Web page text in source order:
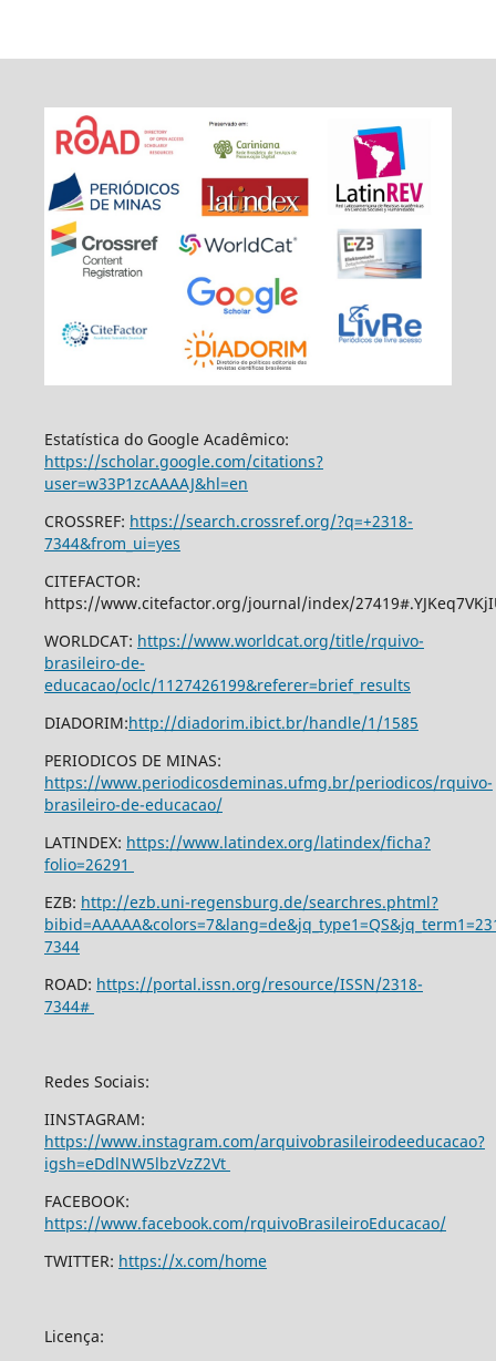
Estatística do Google Acadêmico:
https://scholar.google.com/citations?
user=w33P1zcAAAAJ&hl=en
CROSSREF: https://search.crossref.org/?q=+2318-
7344&from_ui=yes
CITEFACTOR:
https://www.citefactor.org/journal/index/
WORLDCAT: https://www.worldcat.org/title/rquivo-
brasileiro-de-
educacao/oclc/1127426199&referer=brief_results
DIADORIM:http://diadorim.ibict.br/handle/1/1585
PERIODICOS DE MINAS:
https://www.periodicosdeminas.ufmg.br/periodicos/rquivo-
brasileiro-de-educacao/
LATINDEX: https://www.latindex.org/latindex/ficha?
folio=26291
EZB: http://ezb.uni-regensburg.de/searchres.phtml?
7344
ROAD: https://portal.issn.org/resource/ISSN/2318-
7344#
Redes Sociais:
IINSTAGRAM:
https://www.instagram.com/arquivobrasileirodeeducacao?
igsh=eDdlNW5lbzVzZ2Vt
FACEBOOK:
https://www.facebook.com/rquivoBrasileiroEducacao/
TWITTER: https://x.com/home
Licença: